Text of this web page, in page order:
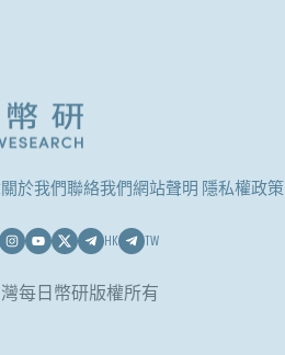
關於我們聯絡我們網站聲明 隱私權政策
HK TW
每日幣研版權所有